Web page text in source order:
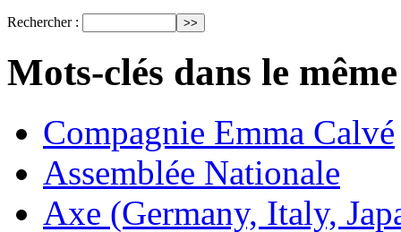
Rechercher :
Mots-clés dans le
Compagnie Emma Calvé
Assemblée Nationale
Axe (Germany, Italy,